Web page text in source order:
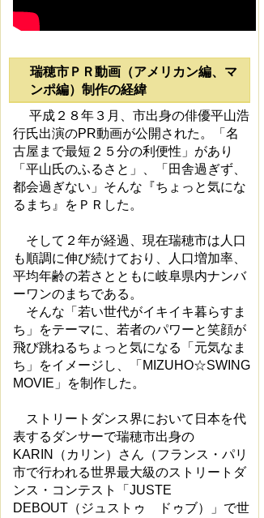
瑞穂市ＰＲ動画（アメリカン編、マ
ンポ編）制作の経緯
平成２８年３月、市出身の俳優平山浩
行氏出演のPR動画が公開された。「名
古屋まで最短２５分の利便性」があり
「平山氏のふるさと」、「田舎過ぎず、
都会過ぎない」そんな『ちょっと気にな
るまち』をＰＲした。
そして２年が経過、現在瑞穂市は人口
も順調に伸び続けており、人口増加率、
平均年齢の若さとともに岐阜県内ナンバ
ーワンのまちである。
そんな「若い世代がイキイキ暮らすま
ち」をテーマに、若者のパワーと笑顔が
飛び跳ねるちょっと気になる「元気なま
ち」をイメージし、「MIZUHO☆SWING
MOVIE」を制作した。
ストリートダンス界において日本を代
表するダンサーで瑞穂市出身の
KARIN（カリン）さん（フランス・パリ
市で行われる世界最大級のストリートダ
ンス・コンテスト「JUSTE
DEBOUT（ジュストゥ ドゥブ）」で世